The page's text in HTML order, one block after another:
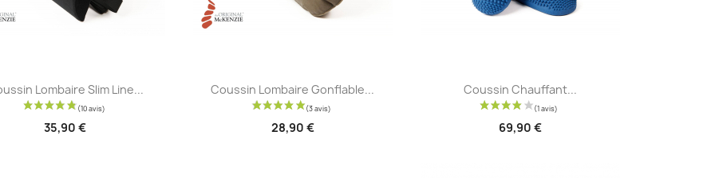
Aperçu rapide
Lombaire Slim Line...
35,90 €
 Aperçu rapide
Coussin Lombaire Gonflable...
28,90 €
Aperçu rapide
Coussin Chauffant...
69,90 €